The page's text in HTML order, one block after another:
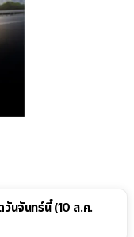
นจันทร์นี้ (10 ส.ค.